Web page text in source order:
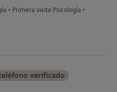
• Primera visita Psicología •
verificado